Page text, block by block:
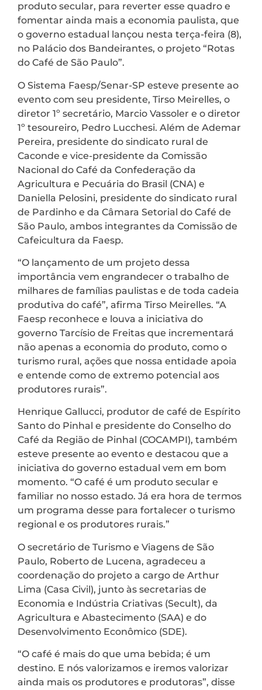
produto secular, para reverter esse quadro e
fomentar ainda mais a economia paulista, que
o governo estadual lançou nesta terça-feira (8),
no Palácio dos Bandeirantes, o projeto “Rotas
do Café de São Paulo”.
O Sistema Faesp/Senar-SP esteve presente ao
evento com seu presidente, Tirso Meirelles, o
diretor 1º secretário, Marcio Vassoler e o diretor
1º tesoureiro, Pedro Lucchesi. Além de Ademar
Pereira, presidente do sindicato rural de
Caconde e vice-presidente da Comissão
Nacional do Café da Confederação da
Agricultura e Pecuária do Brasil (CNA) e
Daniella Pelosini, presidente do sindicato rural
de Pardinho e da Câmara Setorial do Café de
São Paulo, ambos integrantes da Comissão de
Cafeicultura da Faesp.
“O lançamento de um projeto dessa
importância vem engrandecer o trabalho de
milhares de famílias paulistas e de toda cadeia
produtiva do café”, afirma Tirso Meirelles. “A
Faesp reconhece e louva a iniciativa do
governo Tarcísio de Freitas que incrementará
não apenas a economia do produto, como o
turismo rural, ações que nossa entidade apoia
e entende como de extremo potencial aos
produtores rurais”.
Henrique Gallucci, produtor de café de Espírito
Santo do Pinhal e presidente do Conselho do
Café da Região de Pinhal (COCAMPI), também
esteve presente ao evento e destacou que a
iniciativa do governo estadual vem em bom
momento. “O café é um produto secular e
familiar no nosso estado. Já era hora de termos
um programa desse para fortalecer o turismo
regional e os produtores rurais.”
O secretário de Turismo e Viagens de São
Paulo, Roberto de Lucena, agradeceu a
coordenação do projeto a cargo de Arthur
Lima (Casa Civil), junto às secretarias de
Economia e Indústria Criativas (Secult), da
Agricultura e Abastecimento (SAA) e do
Desenvolvimento Econômico (SDE).
“O café é mais do que uma bebida; é um
destino. E nós valorizamos e iremos valorizar
ainda mais os produtores e produtoras”, disse